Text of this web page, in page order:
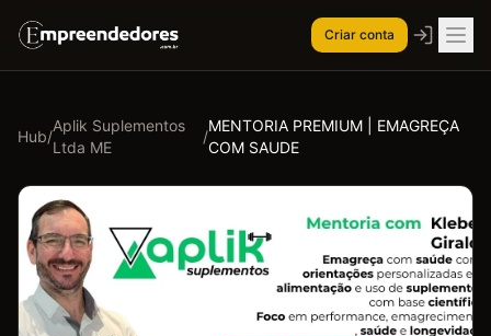
Criar conta
Hub/
Aplik Suplementos
Ltda ME
/
MENTORIA PREMIUM | EMAGREÇA
COM SAUDE